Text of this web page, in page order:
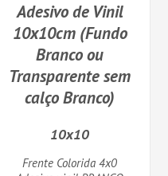
Adesivo de Vinil
10x10cm (Fundo
Branco ou
Transparente sem
calço Branco)
10x10
Frente Colorida 4x0